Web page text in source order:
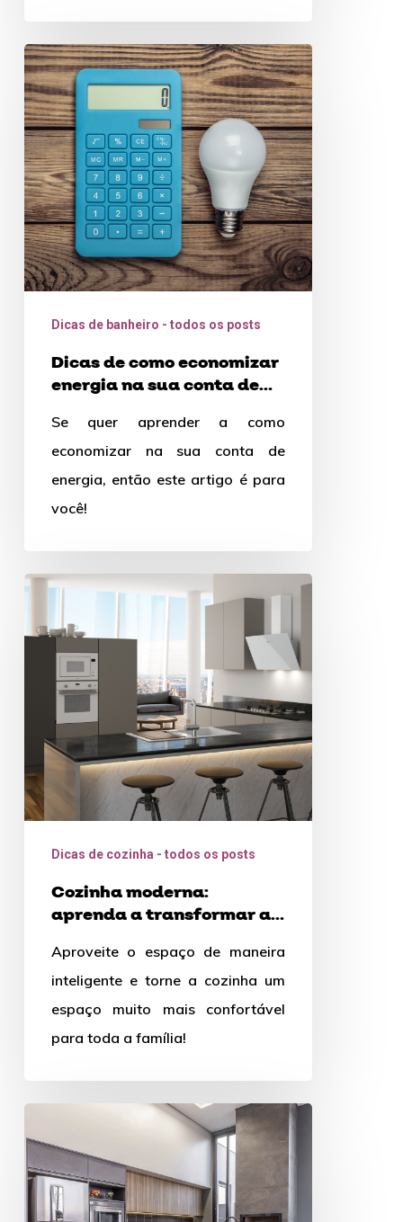
Dicas
de
como
economizar
energia
na
sua
conta
de
Dicas de banheiro - todos os posts
Dicas de como economizar
energia na sua conta de
Se quer aprender a como
economizar na sua conta de
energia, então este artigo é para
você!
Cozinha
com
essas
dicasDicas de cozinha - todos os posts
Cozinha moderna:
aprenda a transformar a
Aproveite o espaço de maneira
inteligente e torne a cozinha um
espaço muito mais confortável
para toda a família!
para
cozinha:
Saiba